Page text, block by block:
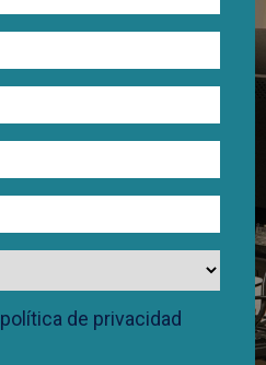
política de privacidad